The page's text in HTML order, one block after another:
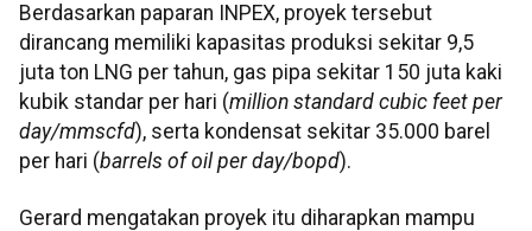
Berdasarkan paparan INPEX, proyek tersebut
dirancang memiliki kapasitas produksi sekitar 9,5
juta ton LNG per tahun, gas pipa sekitar 150 juta kaki
kubik standar per hari (million standard cubic feet per
day/mmscfd), serta kondensat sekitar 35.000 barel
per hari (barrels of oil per day/bopd).
Gerard mengatakan proyek itu diharapkan mampu